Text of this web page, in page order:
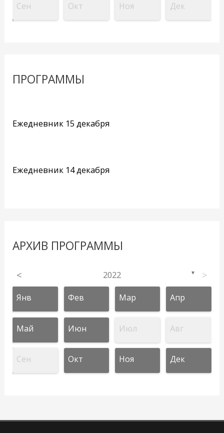
Сен Окт Ноя Дек
ПРОГРАММЫ
Ежедневник 15 декабря
Ежедневник 14 декабря
АРХИВ ПРОГРАММЫ
< 2022 ▼ >
Янв Фев Мар Апр
Май Июн Июл Авг
Сен Окт Ноя Дек